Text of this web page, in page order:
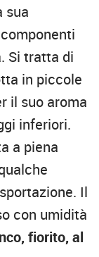
sua
Si tratta di
in piccole
il suo aroma
inferiori.
a piena
Il
con umidità
fiorito, al